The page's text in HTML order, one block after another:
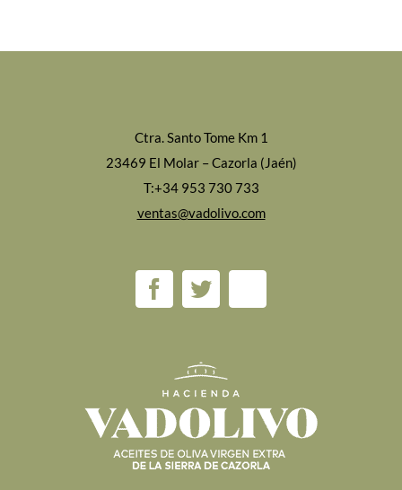
Ctra. Santo Tome Km 1
23469 El Molar – Cazorla (Jaén)
T:+34 953 730 733
ventas@vadolivo.com